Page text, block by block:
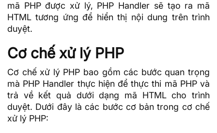
mã PHP được xử lý, PHP Handler sẽ tạo ra mã
HTML tương ứng để hiển thị nội dung trên trình
duyệt.
Cơ chế xử lý PHP
Cơ chế xử lý PHP bao gồm các bước quan trọng
mà PHP Handler thực hiện để thực thi mã PHP và
trả về kết quả dưới dạng mã HTML cho trình
duyệt. Dưới đây là các bước cơ bản trong cơ chế
xử lý PHP: